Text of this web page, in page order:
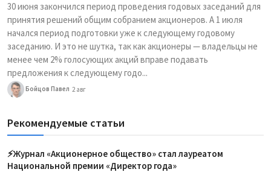
30 июня закончился период проведения годовых заседаний для
принятия решений общим собранием акционеров. А 1 июля
начался период подготовки уже к следующему годовому
заседанию. И это не шутка, так как акционеры — владельцы не
менее чем 2% голосующих акций вправе подавать
предложения к следующему годо...
Бойцов Павел 2 авг
Рекомендуемые статьи
⚡️Журнал «Акционерное общество» стал лауреатом
Национальной премии «Директор года»